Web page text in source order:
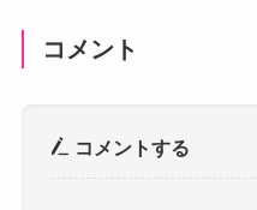
コメント
コメントする